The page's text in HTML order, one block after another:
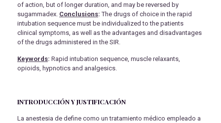
of action, but of longer duration, and may be reversed by
sugammadex. Conclusions: The drugs of choice in the rapid
intubation sequence must be individualized to the patients
clinical symptoms, as well as the advantages and disadvantages
of the drugs administered in the SIR.
Keywords: Rapid intubation sequence, muscle relaxants,
opioids, hypnotics and analgesics.
INTRODUCCIÓN Y JUSTIFICACIÓN
La anestesia de define como un tratamiento médico empleado a